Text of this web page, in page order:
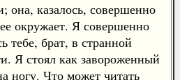
она, казалось, совершенно
окружает. Я совершенно
тебе, брат, в странной
Я стоял как завороженный
ногу. Что может читать